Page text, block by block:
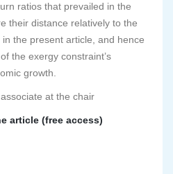
ratios that prevailed in the
their distance relatively to the
the present article, and hence
the exergy constraint’s
growth.
at the chair
article (free access)